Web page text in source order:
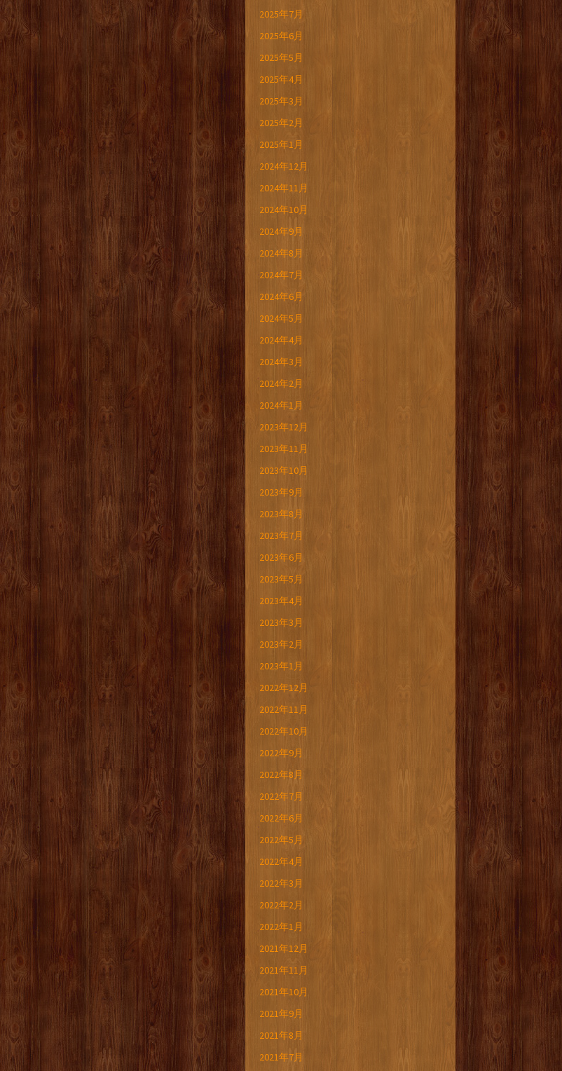
2025年7月
2025年6月
2025年5月
2025年4月
2025年3月
2025年2月
2025年1月
2024年12月
2024年11月
2024年10月
2024年9月
2024年8月
2024年7月
2024年6月
2024年5月
2024年4月
2024年3月
2024年2月
2024年1月
2023年12月
2023年11月
2023年10月
2023年9月
2023年8月
2023年7月
2023年6月
2023年5月
2023年4月
2023年3月
2023年2月
2023年1月
2022年12月
2022年11月
2022年10月
2022年9月
2022年8月
2022年7月
2022年6月
2022年5月
2022年4月
2022年3月
2022年2月
2022年1月
2021年12月
2021年11月
2021年10月
2021年9月
2021年8月
2021年7月